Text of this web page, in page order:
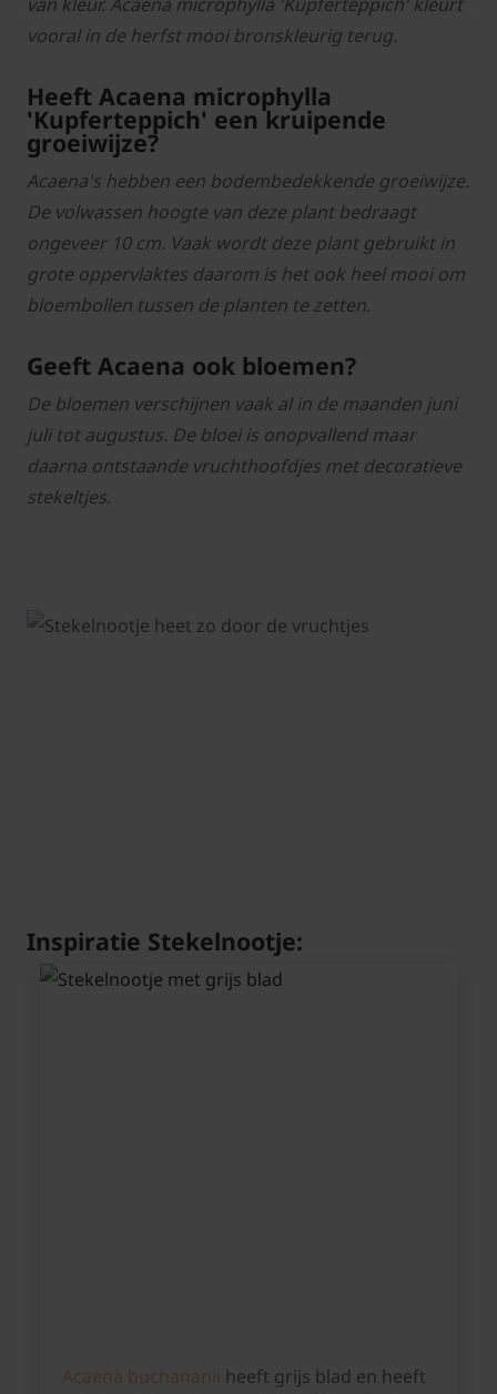
vooral in de herfst mooi bronskleurig terug.
Heeft Acaena microphylla
'Kupferteppich' een kruipende
groeiwijze?
Acaena's hebben een bodembedekkende groeiwijze.
De volwassen hoogte van deze plant bedraagt
ongeveer 10 cm. Vaak wordt deze plant gebruikt in
grote oppervlaktes daarom is het ook heel mooi om
bloembollen tussen de planten te zetten.
Geeft Acaena ook bloemen?
De bloemen verschijnen vaak al in de maanden juni
juli tot augustus. De bloei is onopvallend maar
daarna ontstaande vruchthoofdjes met decoratieve
stekeltjes.
Inspiratie Stekelnootje:
Acaena buchananii
heeft grijs blad en heeft